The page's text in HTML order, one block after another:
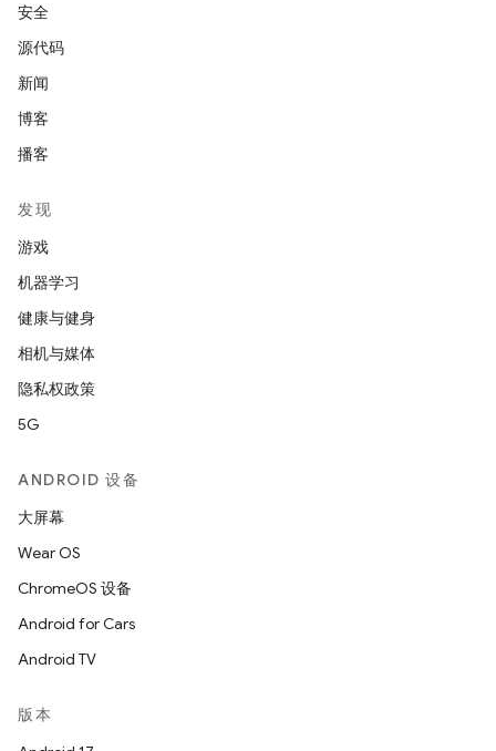
安全
源代码
新闻
博客
播客
发现
游戏
机器学习
健康与健身
相机与媒体
隐私权政策
5G
ANDROID 设备
大屏幕
Wear OS
ChromeOS 设备
Android for Cars
Android TV
版本